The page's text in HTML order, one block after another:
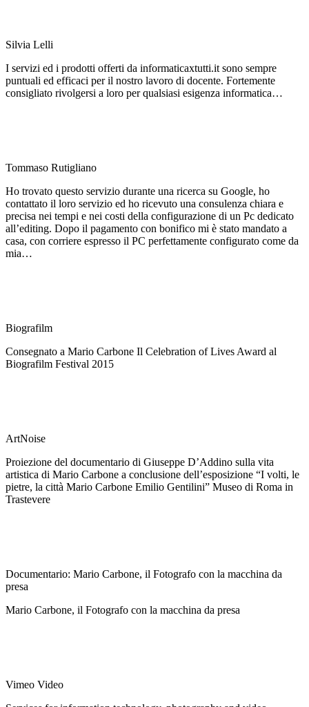
Silvia Lelli
I servizi ed i prodotti offerti da informaticaxtutti.it sono sempre
puntuali ed efficaci per il nostro lavoro di docente. Fortemente
consigliato rivolgersi a loro per qualsiasi esigenza informatica…
Tommaso Rutigliano
Ho trovato questo servizio durante una ricerca su Google, ho
contattato il loro servizio ed ho ricevuto una consulenza chiara e
precisa nei tempi e nei costi della configurazione di un Pc dedicato
all’editing. Dopo il pagamento con bonifico mi è stato mandato a
casa, con corriere espresso il PC perfettamente configurato come da
mia…
Biografilm
Consegnato a Mario Carbone Il Celebration of Lives Award al
Biografilm Festival 2015
ArtNoise
Proiezione del documentario di Giuseppe D’Addino sulla vita
artistica di Mario Carbone a conclusione dell’esposizione “I volti, le
pietre, la città Mario Carbone Emilio Gentilini” Museo di Roma in
Trastevere
Documentario: Mario Carbone, il Fotografo con la macchina da
presa
Mario Carbone, il Fotografo con la macchina da presa
Vimeo Video